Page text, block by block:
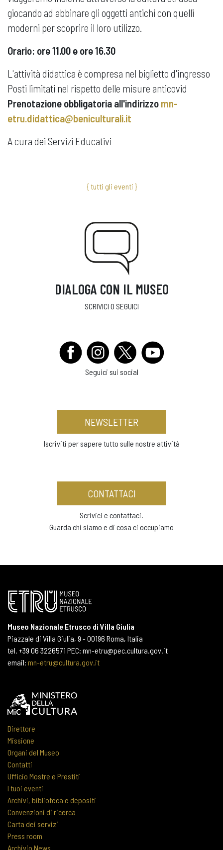
giocando ad abbinare gli oggetti antichi con quelli
moderni per scoprire il loro utilizzo.
Orario: ore 11.00 e ore 16.30
L'attività didattica è compresa nel biglietto d'ingresso
Posti limitati nel rispetto delle misure anticovid
Prenotazione obbligatoria all'indirizzo mn-
etru.didattica@beniculturali.it
A cura dei Servizi Educativi
{ tutti gli eventi }
DIALOGA CON IL MUSEO
SCRIVICI O SEGUICI
Seguici sui social
NEWSLETTER
Iscriviti per sapere tutto sulle nostre attività
CONTATTACI
Scrivici e contattaci.
Guarda chi siamo e di cosa ci occupiamo
Museo Nazionale Etrusco di Villa Giulia
Piazzale di Villa Giulia, 9 - 00196 Roma, Italia
tel. +39 06 3226571 PEC: mn-etru@pec.cultura.gov.it
email: mn-etru@cultura.gov.it
Direttore
Missione
Organi del Museo
Contatti
Ufficio Mostre e Prestiti
I tuoi eventi
Archivi, biblioteca e depositi
Convenzioni di ricerca
Carta dei servizi
Press room
Archivio News